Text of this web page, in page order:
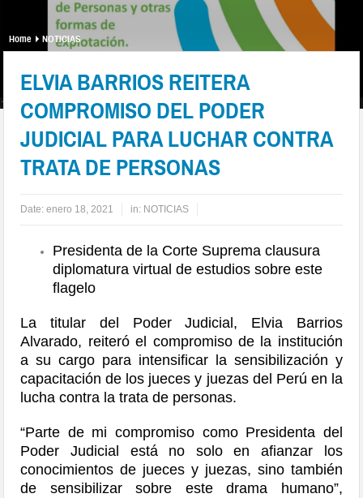
Home NOTICIAS
ELVIA BARRIOS REITERA
COMPROMISO DEL PODER
JUDICIAL PARA LUCHAR CONTRA
TRATA DE PERSONAS
Date:enero 18, 2021 in: NOTICIAS
Presidenta de la Corte Suprema clausura
diplomatura virtual de estudios sobre este
flagelo
La titular del Poder Judicial, Elvia Barrios
Alvarado, reiteró el compromiso de la institución
a su cargo para intensificar la sensibilización y
capacitación de los jueces y juezas del Perú en la
lucha contra la trata de personas.
“Parte de mi compromiso como Presidenta del
Poder Judicial está no solo en afianzar los
conocimientos de jueces y juezas, sino también
de sensibilizar sobre este drama humano”,